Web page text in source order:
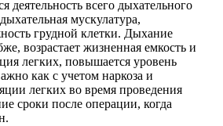
деятельность всего дыхательного
мускулатура,
грудной клетки. Дыхание
возрастает жизненная емкость и
легких, повышается уровень
как с учетом наркоза и
легких во время проведения
сроки после операции, когда